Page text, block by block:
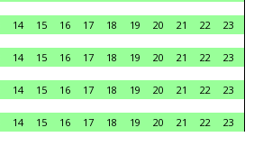
14 15 16 17 18 19 20 21 22
23
14 15 16 17 18 19 20 21 22
23
14 15 16 17 18 19 20 21 22
23
14 15 16 17 18 19 20 21 22
23